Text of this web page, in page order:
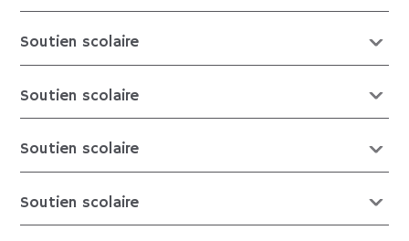
Soutien scolaire
Soutien scolaire
Soutien scolaire
Soutien scolaire